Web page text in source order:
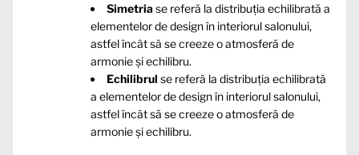
Simetriase referă la distribuția echilibrată a
elementelor de design în interiorul salonului,
astfel încât să se creeze o atmosferă de
armonie și echilibru.
Echilibrul se referă la distribuția echilibrată
a elementelor de design în interiorul salonului,
astfel încât să se creeze o atmosferă de
armonie și echilibru.